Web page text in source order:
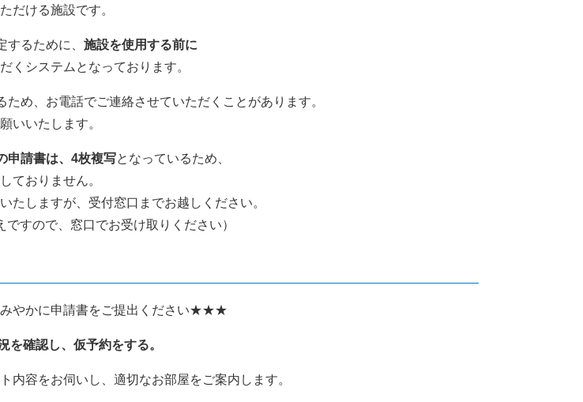
だける施設です。
するために、 施設を使用する前に
くシステムとなっております。
ため、お電話でご連絡させていただくことがあります。
いいたします。
申請書は、4枚複写となっているため、
ておりません。
たしますが、受付窓口までお越しください。
ですので、窓口でお受け取りください）
やかに申請書をご提出ください★★★
を確認し、仮予約をする。
内容をお伺いし、適切なお部屋をご案内します。